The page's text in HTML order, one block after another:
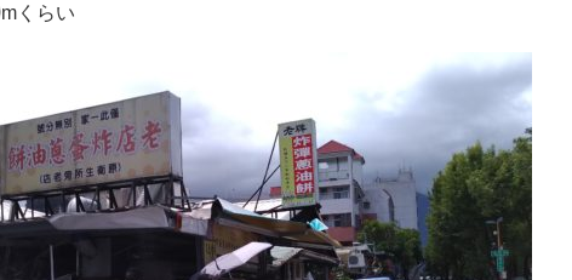
くらい